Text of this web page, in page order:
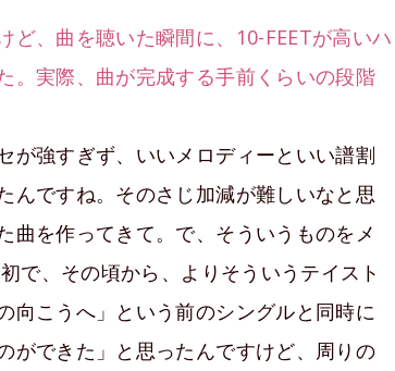
ど、曲を聴いた瞬間に、10-FEETが高いハ
。実際、曲が完成する手前くらいの段階
が強すぎず、いいメロディーといい譜割
んですね。そのさじ加減が難しいなと思
曲を作ってきて。で、そういうものをメ
で、その頃から、よりそういうテイスト
向こうへ」という前のシングルと同時に
ができた」と思ったんですけど、周りの